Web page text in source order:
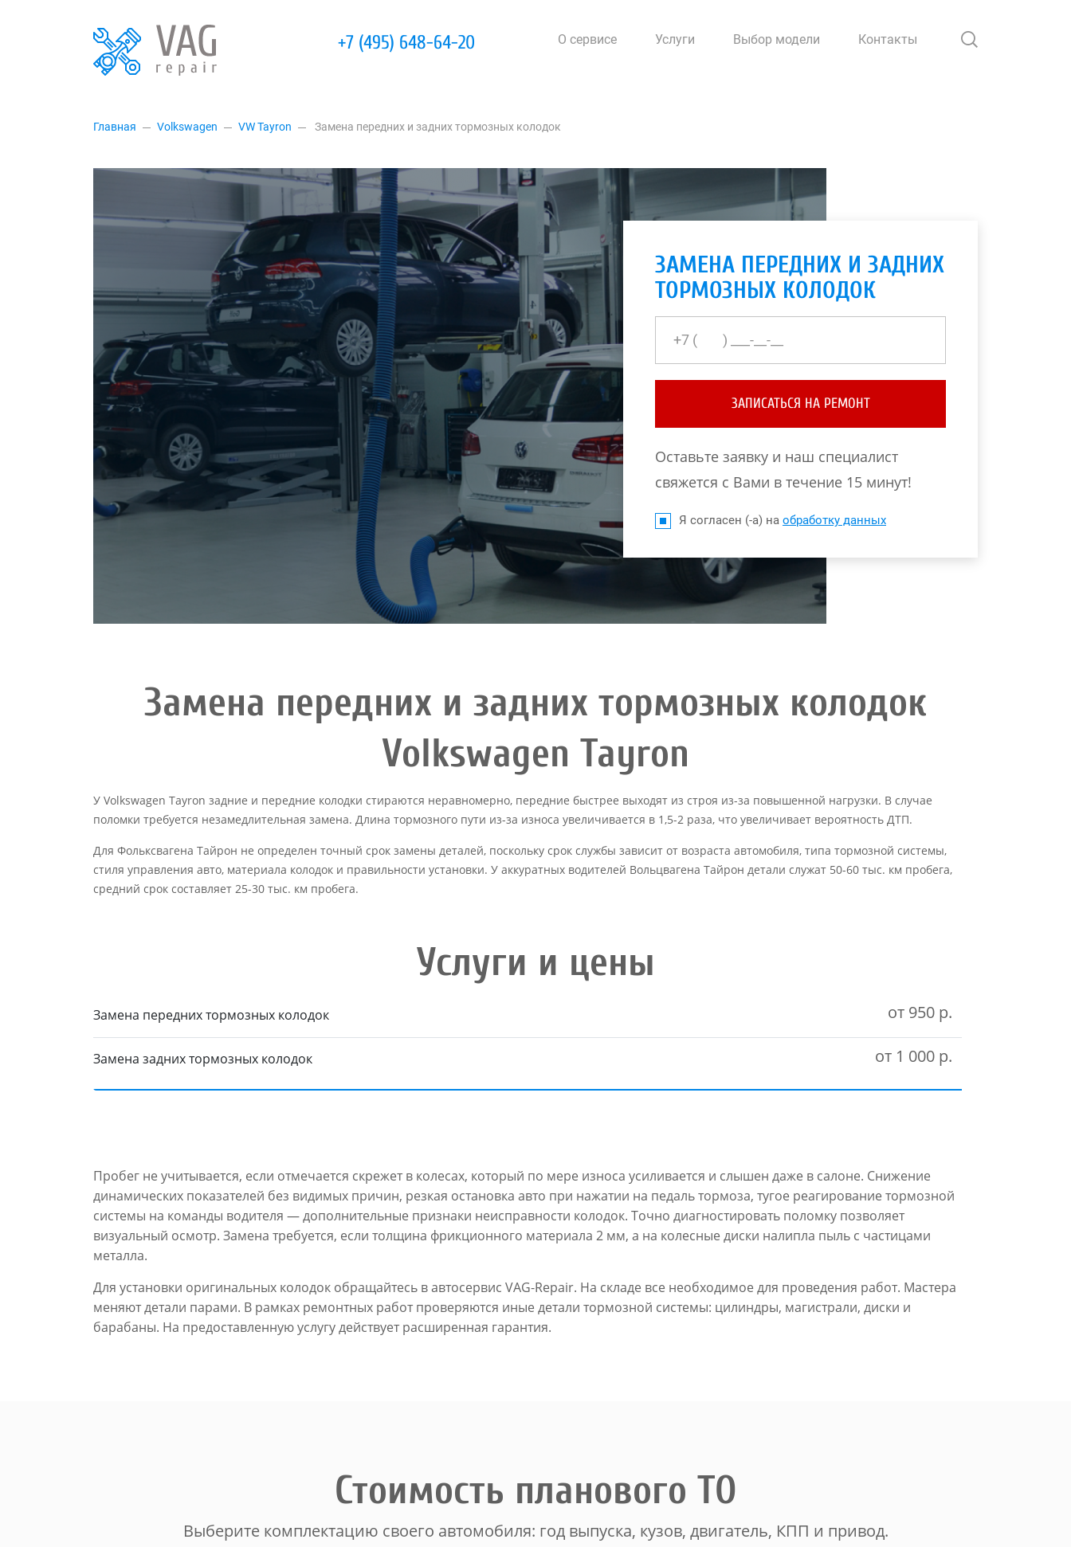
+7 (495) 648-64-20 О сервисе Услуги Выбор модели Контакты
Главная Volkswagen VW Tayron Замена передних и задних тормозных колодок
ЗАМЕНА ПЕРЕДНИХ И ЗАДНИХ
ТОРМОЗНЫХ КОЛОДОК
ЗАПИСАТЬСЯ НА РЕМОНТ
Оставьте заявку и наш специалист
свяжется с Вами в течение 15 минут!
Я согласен (-а) на обработку данных
Замена передних и задних тормозных колодок
Volkswagen Tayron
У Volkswagen Tayron задние и передние колодки стираются неравномерно, передние быстрее выходят из строя из-за повышенной нагрузки. В случае
поломки требуется незамедлительная замена. Длина тормозного пути из-за износа увеличивается в 1,5-2 раза, что увеличивает вероятность ДТП.
Для Фольксвагена Тайрон не определен точный срок замены деталей, поскольку срок службы зависит от возраста автомобиля, типа тормозной системы,
стиля управления авто, материала колодок и правильности установки. У аккуратных водителей Вольцвагена Тайрон детали служат 50-60 тыс. км пробега,
средний срок составляет 25-30 тыс. км пробега.
Услуги и цены
Замена передних тормозных колодок от 950 р.
Замена задних тормозных колодок от 1 000 р.
Пробег не учитывается, если отмечается скрежет в колесах, который по мере износа усиливается и слышен даже в салоне. Снижение
динамических показателей без видимых причин, резкая остановка авто при нажатии на педаль тормоза, тугое реагирование тормозной
системы на команды водителя — дополнительные признаки неисправности колодок. Точно диагностировать поломку позволяет
визуальный осмотр. Замена требуется, если толщина фрикционного материала 2 мм, а на колесные диски налипла пыль с частицами
металла.
Для установки оригинальных колодок обращайтесь в автосервис VAG-Repair. На складе все необходимое для проведения работ. Мастера
меняют детали парами. В рамках ремонтных работ проверяются иные детали тормозной системы: цилиндры, магистрали, диски и
барабаны. На предоставленную услугу действует расширенная гарантия.
Стоимость планового ТО
Выберите комплектацию своего автомобиля: год выпуска, кузов, двигатель, КПП и привод.